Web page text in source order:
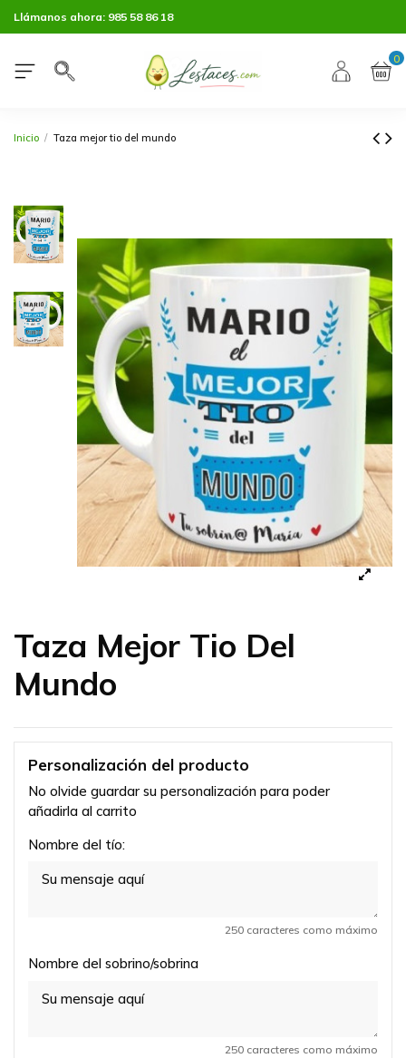
Llámanos ahora: 985 58 86 18
0
Inicio Taza mejor tio del mundo
Taza Mejor Tio Del
Mundo
Personalización del producto
No olvide guardar su personalización para poder
añadirla al carrito
Nombre del tío:
250 caracteres como máximo
Nombre del sobrino/sobrina
250 caracteres como máximo